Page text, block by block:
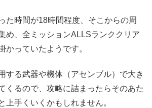
た時間が18時間程度、そこからの周
め、全ミッションALLSランククリア
かっていたようです。
する武器や機体（アセンブル）で大き
くるので、攻略に詰まったらそのあた
上手くいくかもしれません。